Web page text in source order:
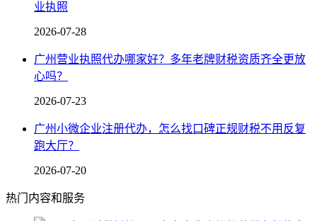
业执照
2026-07-28
广州营业执照代办哪家好？多年老牌财税资质齐全更放
心吗？
2026-07-23
广州小微企业注册代办，怎么找口碑正规财税不用反复
跑大厅？
2026-07-20
热门内容和服务